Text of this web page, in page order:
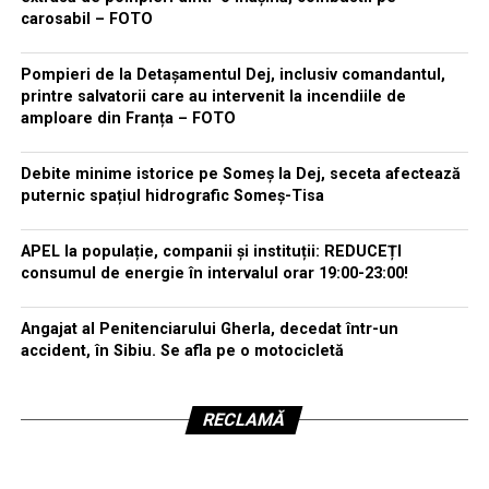
carosabil – FOTO
Pompieri de la Detașamentul Dej, inclusiv comandantul,
printre salvatorii care au intervenit la incendiile de
amploare din Franța – FOTO
Debite minime istorice pe Someș la Dej, seceta afectează
puternic spațiul hidrografic Someș-Tisa
APEL la populație, companii și instituții: REDUCEȚI
consumul de energie în intervalul orar 19:00-23:00!
Angajat al Penitenciarului Gherla, decedat într-un
accident, în Sibiu. Se afla pe o motocicletă
RECLAMĂ